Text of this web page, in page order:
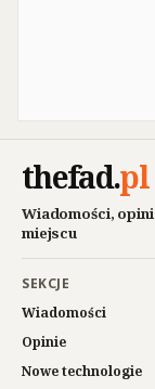
thefad.pl
Wiadomości,
miejscu
SEKCJE
Wiadomości
Opinie
Nowe technologie